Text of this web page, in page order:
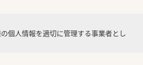
の個人情報を適切に管理する事業者とし